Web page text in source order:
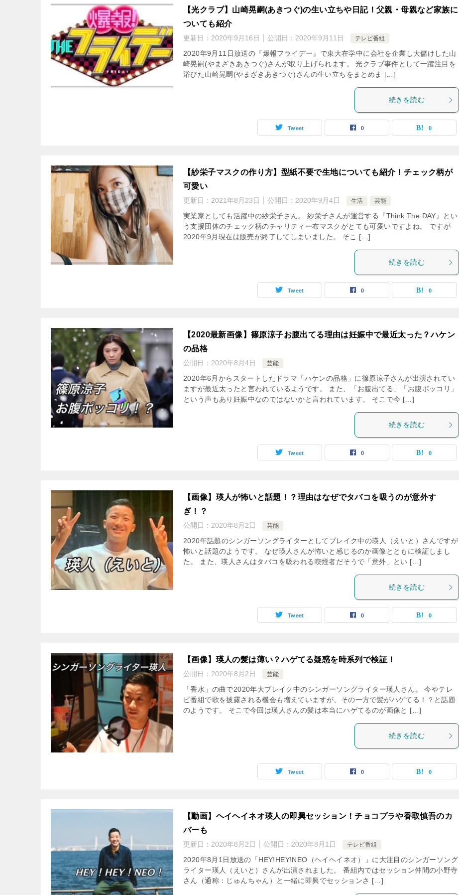
【光クラブ】山崎晃嗣(あきつぐ)の生い立ちや日記！父親・母親など家族に
ついても紹介
更新日： 2020年9月16日 公開日： 2020年9月11日 テレビ番組
2020年9月11日放送の『爆報フライデー』で東大在学中に会社を企業し大儲けした山
崎晃嗣(やまざきあきつぐ)さんが取り上げられます。 光クラブ事件として一躍注目を
浴びた山崎晃嗣(やまざきあきつぐ)さんの生い立ちをまとめま […]
続きを読む
Tweet 0 0
【紗栄子マスクの作り方】型紙不要で生地についても紹介！チェック柄が
可愛い
更新日： 2021年8月23日 公開日： 2020年9月4日 生活 芸能
実業家としても活躍中の紗栄子さん。 紗栄子さんが運営する『Think The DAY』とい
う支援団体のチェック柄のチャリティー布マスクがとても可愛いですよね。 ですが
2020年9月現在は販売が終了してしまいました。 そこ […]
続きを読む
Tweet 0 0
【2020最新画像】篠原涼子お腹出てる理由は妊娠中で最近太った？ハケン
の品格
公開日： 2020年8月4日 芸能
2020年6月からスタートしたドラマ「ハケンの品格」に篠原涼子さんが出演されてい
ますが最近太ったと言われているようです。 また、「お腹出てる」「お腹ポッコリ」
という声もあり妊娠中なのではないかと言われています。 そこで今 […]
続きを読む
Tweet 0 0
【画像】瑛人が怖いと話題！？理由はなぜでタバコを吸うのが意外す
ぎ！？
公開日： 2020年8月2日 芸能
2020年話題のシンガーソングライターとしてブレイク中の瑛人（えいと）さんですが
怖いと話題のようです。 なぜ瑛人さんが怖いと感じるのか画像とともに検証しまし
た。 また、瑛人さんはタバコを吸われる喫煙者だそうで「意外」とい […]
続きを読む
Tweet 0 0
【画像】瑛人の髪は薄い？ハゲてる疑惑を時系列で検証！
公開日： 2020年8月2日 芸能
「香水」の曲で2020年大ブレイク中のシンガーソングライター瑛人さん。 今やテレ
ビ番組で歌を披露される機会も増えていますが、その一方で髪がハゲてる！？と話題
のようです。 そこで今回は瑛人さんの髪は本当にハゲてるのが画像と […]
続きを読む
Tweet 0 0
【動画】ヘイヘイネオ瑛人の即興セッション！チョコプラや香取慎吾のカ
バーも
更新日： 2020年8月2日 公開日： 2020年8月1日 テレビ番組
2020年8月1日放送の「HEY!HEY!NEO（ヘイヘイネオ）」に大注目のシンガーソング
ライター瑛人（えいと）さんが出演されました。 番組内ではセッション仲間の小野寺
さん（通称：じゅんちゃん）と一緒に即興でセッションさ […]